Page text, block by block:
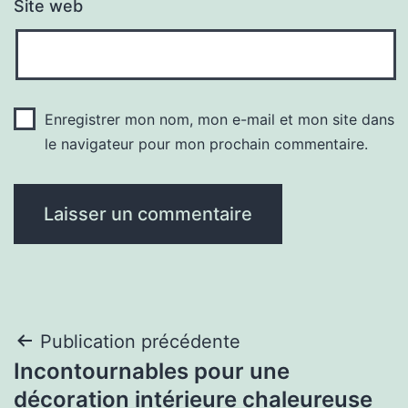
Site web
Enregistrer mon nom, mon e-mail et mon site dans
le navigateur pour mon prochain commentaire.
Navigation
de
Publication précédente
Incontournables pour une
décoration intérieure chaleureuse